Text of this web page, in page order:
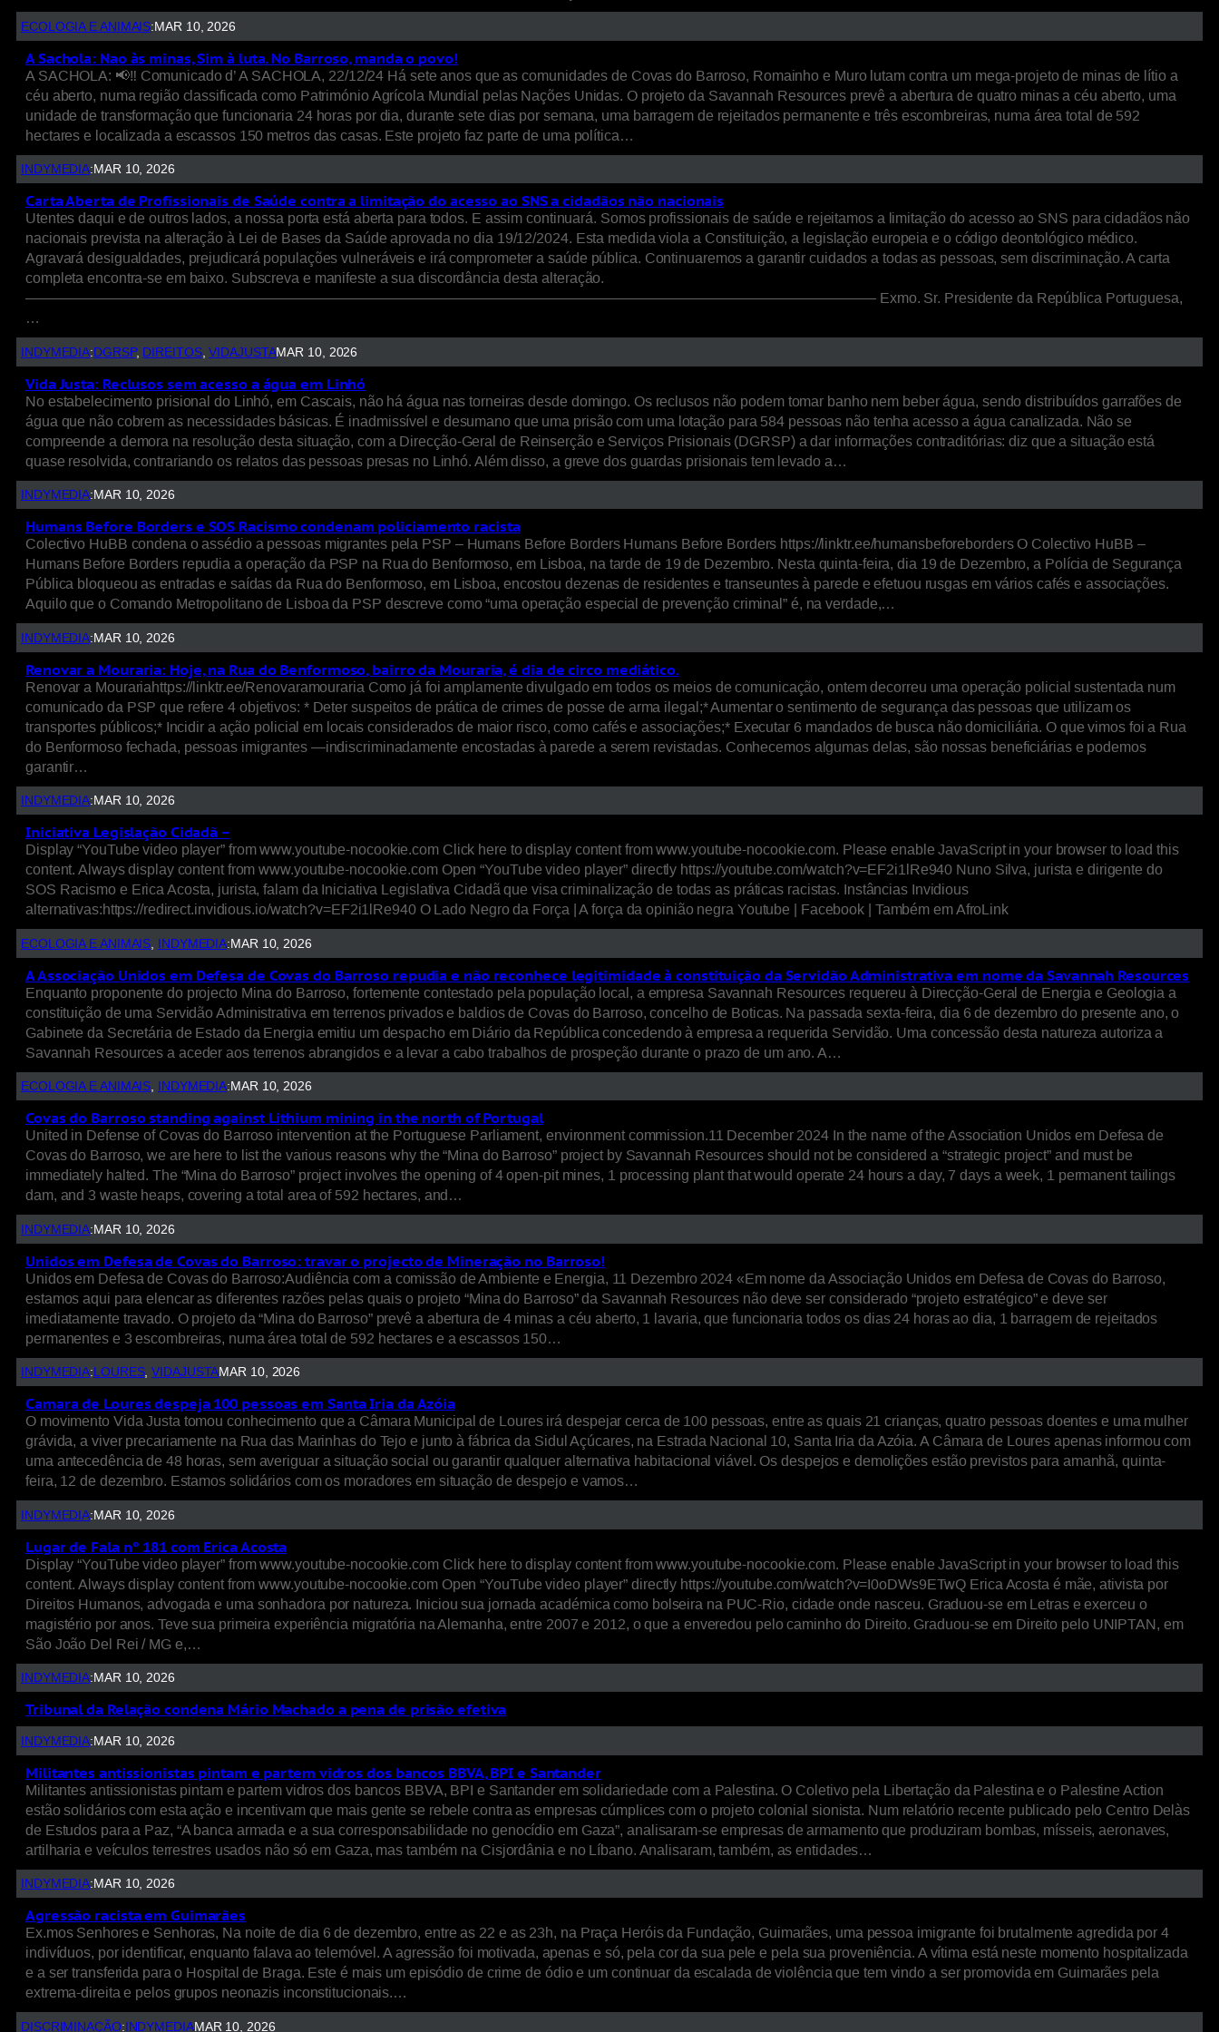
ECOLOGIA E ANIMAIS:MAR 10, 2026
A Sachola: Nao às minas, Sim à luta. No Barroso, manda o povo!
A SACHOLA: 📢‼️ Comunicado d’ A SACHOLA, 22/12/24 Há sete anos que as comunidades de Covas do Barroso, Romainho e Muro lutam contra um mega-projeto de minas de lítio a
céu aberto, numa região classificada como Património Agrícola Mundial pelas Nações Unidas. O projeto da Savannah Resources prevê a abertura de quatro minas a céu aberto, uma
unidade de transformação que funcionaria 24 horas por dia, durante sete dias por semana, uma barragem de rejeitados permanente e três escombreiras, numa área total de 592
hectares e localizada a escassos 150 metros das casas. Este projeto faz parte de uma política…
INDYMEDIA: MAR 10, 2026
Carta Aberta de Profissionais de Saúde contra a limitação do acesso ao SNS a cidadãos não nacionais
Utentes daqui e de outros lados, a nossa porta está aberta para todos. E assim continuará. Somos profissionais de saúde e rejeitamos a limitação do acesso ao SNS para cidadãos não
nacionais prevista na alteração à Lei de Bases da Saúde aprovada no dia 19/12/2024. Esta medida viola a Constituição, a legislação europeia e o código deontológico médico.
Agravará desigualdades, prejudicará populações vulneráveis e irá comprometer a saúde pública. Continuaremos a garantir cuidados a todas as pessoas, sem discriminação. A carta
completa encontra-se em baixo. Subscreva e manifeste a sua discordância desta alteração.
——————————————————————————————————————————————————————————— Exmo. Sr. Presidente da República Portuguesa,
…
INDYMEDIA:DGRSP, DIREITOS, VIDAJUSTAMAR 10, 2026
Vida Justa: Reclusos sem acesso a água em Linhó
No estabelecimento prisional do Linhó, em Cascais, não há água nas torneiras desde domingo. Os reclusos não podem tomar banho nem beber água, sendo distribuídos garrafões de
água que não cobrem as necessidades básicas. É inadmissível e desumano que uma prisão com uma lotação para 584 pessoas não tenha acesso a água canalizada. Não se
compreende a demora na resolução desta situação, com a Direcção-Geral de Reinserção e Serviços Prisionais (DGRSP) a dar informações contraditórias: diz que a situação está
quase resolvida, contrariando os relatos das pessoas presas no Linhó. Além disso, a greve dos guardas prisionais tem levado a…
INDYMEDIA: MAR 10, 2026
Humans Before Borders e SOS Racismo condenam policiamento racista
Colectivo HuBB condena o assédio a pessoas migrantes pela PSP – Humans Before Borders Humans Before Borders https://linktr.ee/humansbeforeborders O Colectivo HuBB –
Humans Before Borders repudia a operação da PSP na Rua do Benformoso, em Lisboa, na tarde de 19 de Dezembro. Nesta quinta-feira, dia 19 de Dezembro, a Polícia de Segurança
Pública bloqueou as entradas e saídas da Rua do Benformoso, em Lisboa, encostou dezenas de residentes e transeuntes à parede e efetuou rusgas em vários cafés e associações.
Aquilo que o Comando Metropolitano de Lisboa da PSP descreve como “uma operação especial de prevenção criminal” é, na verdade,…
INDYMEDIA:MAR 10, 2026
Renovar a Mouraria: Hoje, na Rua do Benformoso, bairro da Mouraria, é dia de circo mediático.
Renovar a Mourariahttps://linktr.ee/Renovaramouraria Como já foi amplamente divulgado em todos os meios de comunicação, ontem decorreu uma operação policial sustentada num
comunicado da PSP que refere 4 objetivos: * Deter suspeitos de prática de crimes de posse de arma ilegal;* Aumentar o sentimento de segurança das pessoas que utilizam os
transportes públicos;* Incidir a ação policial em locais considerados de maior risco, como cafés e associações;* Executar 6 mandados de busca não domiciliária. O que vimos foi a Rua
do Benformoso fechada, pessoas imigrantes —indiscriminadamente encostadas à parede a serem revistadas. Conhecemos algumas delas, são nossas beneficiárias e podemos
garantir…
INDYMEDIA: MAR 10, 2026
Iniciativa Legislação Cidadã –
Display “YouTube video player” from www.youtube-nocookie.com Click here to display content from www.youtube-nocookie.com. Please enable JavaScript in your browser to load this
content. Always display content from www.youtube-nocookie.com Open “YouTube video player” directly https://youtube.com/watch?v=EF2i1lRe940 Nuno Silva, jurista e dirigente do
SOS Racismo e Erica Acosta, jurista, falam da Iniciativa Legislativa Cidadã que visa criminalização de todas as práticas racistas. Instâncias Invidious
alternativas:https://redirect.invidious.io/watch?v=EF2i1lRe940 O Lado Negro da Força | A força da opinião negra Youtube | Facebook | Também em AfroLink
ECOLOGIA E ANIMAIS INDYMEDIA:MAR 10, 2026
A Associação Unidos em Defesa de Covas do Barroso repudia e não reconhece legitimidade à constituição da Servidão Administrativa em nome da Savannah Resources
Enquanto proponente do projecto Mina do Barroso, fortemente contestado pela população local, a empresa Savannah Resources requereu à Direcção-Geral de Energia e Geologia a
constituição de uma Servidão Administrativa em terrenos privados e baldios de Covas do Barroso, concelho de Boticas. Na passada sexta-feira, dia 6 de dezembro do presente ano, o
Gabinete da Secretária de Estado da Energia emitiu um despacho em Diário da República concedendo à empresa a requerida Servidão. Uma concessão desta natureza autoriza a
Savannah Resources a aceder aos terrenos abrangidos e a levar a cabo trabalhos de prospeção durante o prazo de um ano. A…
ECOLOGIA E ANIMAIS, INDYMEDIA: MAR 10, 2026
Covas do Barroso standing against Lithium mining in the north of Portugal
United in Defense of Covas do Barroso intervention at the Portuguese Parliament, environment commission.11 December 2024 In the name of the Association Unidos em Defesa de
Covas do Barroso, we are here to list the various reasons why the “Mina do Barroso” project by Savannah Resources should not be considered a “strategic project” and must be
immediately halted. The “Mina do Barroso” project involves the opening of 4 open-pit mines, 1 processing plant that would operate 24 hours a day, 7 days a week, 1 permanent tailings
dam, and 3 waste heaps, covering a total area of 592 hectares, and…
INDYMEDIA:MAR 10, 2026
Unidos em Defesa de Covas do Barroso: travar o projecto de Mineração no Barroso!
Unidos em Defesa de Covas do Barroso:Audiência com a comissão de Ambiente e Energia, 11 Dezembro 2024 «Em nome da Associação Unidos em Defesa de Covas do Barroso,
estamos aqui para elencar as diferentes razões pelas quais o projeto “Mina do Barroso” da Savannah Resources não deve ser considerado “projeto estratégico” e deve ser
imediatamente travado. O projeto da “Mina do Barroso” prevê a abertura de 4 minas a céu aberto, 1 lavaria, que funcionaria todos os dias 24 horas ao dia, 1 barragem de rejeitados
permanentes e 3 escombreiras, numa área total de 592 hectares e a escassos 150…
INDYMEDIA: LOURES, VIDAJUSTAMAR 10, 2026
Camara de Loures despeja 100 pessoas em Santa Iria da Azóia
O movimento Vida Justa tomou conhecimento que a Câmara Municipal de Loures irá despejar cerca de 100 pessoas, entre as quais 21 crianças, quatro pessoas doentes e uma mulher
grávida, a viver precariamente na Rua das Marinhas do Tejo e junto à fábrica da Sidul Açúcares, na Estrada Nacional 10, Santa Iria da Azóia. A Câmara de Loures apenas informou com
uma antecedência de 48 horas, sem averiguar a situação social ou garantir qualquer alternativa habitacional viável. Os despejos e demolições estão previstos para amanhã, quinta-
feira, 12 de dezembro. Estamos solidários com os moradores em situação de despejo e vamos…
INDYMEDIA:MAR 10, 2026
Lugar de Fala nº 181 com Erica Acosta
Display “YouTube video player” from www.youtube-nocookie.com Click here to display content from www.youtube-nocookie.com. Please enable JavaScript in your browser to load this
content. Always display content from www.youtube-nocookie.com Open “YouTube video player” directly https://youtube.com/watch?v=I0oDWs9ETwQ Erica Acosta é mãe, ativista por
Direitos Humanos, advogada e uma sonhadora por natureza. Iniciou sua jornada académica como bolseira na PUC-Rio, cidade onde nasceu. Graduou-se em Letras e exerceu o
magistério por anos. Teve sua primeira experiência migratória na Alemanha, entre 2007 e 2012, o que a enveredou pelo caminho do Direito. Graduou-se em Direito pelo UNIPTAN, em
São João Del Rei / MG e,…
INDYMEDIA: MAR 10, 2026
Tribunal da Relação condena Mário Machado a pena de prisão efetiva
INDYMEDIA:MAR 10, 2026
Militantes antissionistas pintam e partem vidros dos bancos BBVA, BPI e Santander
Militantes antissionistas pintam e partem vidros dos bancos BBVA, BPI e Santander em solidariedade com a Palestina. O Coletivo pela Libertação da Palestina e o Palestine Action
estão solidários com esta ação e incentivam que mais gente se rebele contra as empresas cúmplices com o projeto colonial sionista. Num relatório recente publicado pelo Centro Delàs
de Estudos para a Paz, “A banca armada e a sua corresponsabilidade no genocídio em Gaza”, analisaram-se empresas de armamento que produziram bombas, mísseis, aeronaves,
artilharia e veículos terrestres usados não só em Gaza, mas também na Cisjordânia e no Líbano. Analisaram, também, as entidades…
INDYMEDIA: MAR 10, 2026
Agressão racista em Guimarães
Ex.mos Senhores e Senhoras, Na noite de dia 6 de dezembro, entre as 22 e as 23h, na Praça Heróis da Fundação, Guimarães, uma pessoa imigrante foi brutalmente agredida por 4
indivíduos, por identificar, enquanto falava ao telemóvel. A agressão foi motivada, apenas e só, pela cor da sua pele e pela sua proveniência. A vítima está neste momento hospitalizada
e a ser transferida para o Hospital de Braga. Este é mais um episódio de crime de ódio e um continuar da escalada de violência que tem vindo a ser promovida em Guimarães pela
extrema-direita e pelos grupos neonazis inconstitucionais.…
DISCRIMINAÇÃO:INDYMEDIAMAR 10, 2026